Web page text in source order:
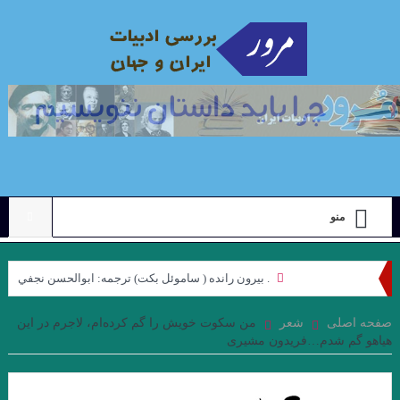
منو
. بيرون رانده ( ساموئل بكت) ترجمه: ابوالحسن نجفي
“ژولیا کریستوا”. جواد اسحاقیان
صفحه اصلی شعر
من سکوت خویش را گم کرده‌ام، لاجرم در این
هیاهو گم شدم…فریدون مشیری